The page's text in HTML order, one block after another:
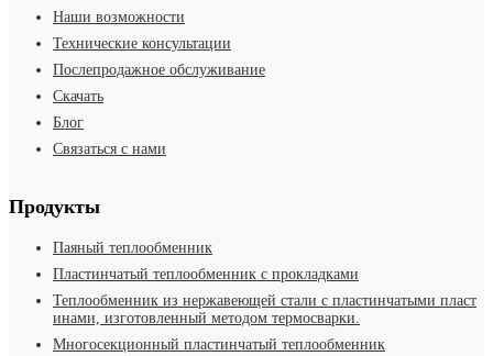
Наши возможности
Технические консультации
Послепродажное обслуживание
Скачать
Блог
Связаться с нами
Продукты
Паяный теплообменник
Пластинчатый теплообменник с прокладками
Теплообменник из нержавеющей стали с пластинчатыми пласт
инами, изготовленный методом термосварки.
Многосекционный пластинчатый теплообменник